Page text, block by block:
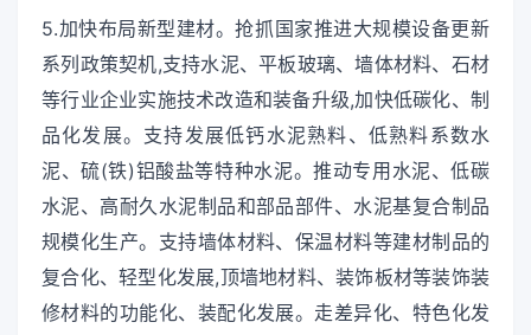
5.加快布局新型建材。抢抓国家推进大规模设备更新
系列政策契机,支持水泥、平板玻璃、墙体材料、石材
等行业企业实施技术改造和装备升级,加快低碳化、制
品化发展。支持发展低钙水泥熟料、低熟料系数水
泥、硫(铁)铝酸盐等特种水泥。推动专用水泥、低碳
水泥、高耐久水泥制品和部品部件、水泥基复合制品
规模化生产。支持墙体材料、保温材料等建材制品的
复合化、轻型化发展,顶墙地材料、装饰板材等装饰装
修材料的功能化、装配化发展。走差异化、特色化发